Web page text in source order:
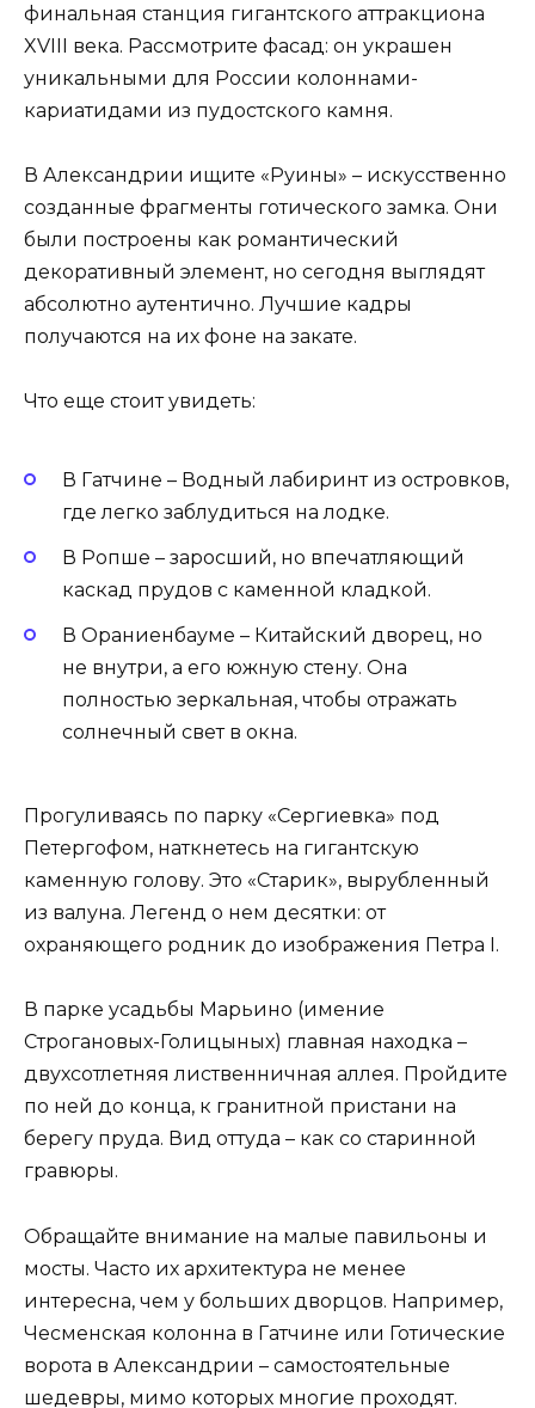
финальная станция гигантского аттракциона
XVIII века. Рассмотрите фасад: он украшен
уникальными для России колоннами-
кариатидами из пудостского камня.
В Александрии ищите «Руины» – искусственно
созданные фрагменты готического замка. Они
были построены как романтический
декоративный элемент, но сегодня выглядят
абсолютно аутентично. Лучшие кадры
получаются на их фоне на закате.
Что еще стоит увидеть:
В Гатчине – Водный лабиринт из островков,
где легко заблудиться на лодке.
В Ропше – заросший, но впечатляющий
каскад прудов с каменной кладкой.
В Ораниенбауме – Китайский дворец, но
не внутри, а его южную стену. Она
полностью зеркальная, чтобы отражать
солнечный свет в окна.
Прогуливаясь по парку «Сергиевка» под
Петергофом, наткнетесь на гигантскую
каменную голову. Это «Старик», вырубленный
из валуна. Легенд о нем десятки: от
охраняющего родник до изображения Петра I.
В парке усадьбы Марьино (имение
Строгановых-Голицыных) главная находка –
двухсотлетняя лиственничная аллея. Пройдите
по ней до конца, к гранитной пристани на
берегу пруда. Вид оттуда – как со старинной
гравюры.
Обращайте внимание на малые павильоны и
мосты. Часто их архитектура не менее
интересна, чем у больших дворцов. Например,
Чесменская колонна в Гатчине или Готические
ворота в Александрии – самостоятельные
шедевры, мимо которых многие проходят.